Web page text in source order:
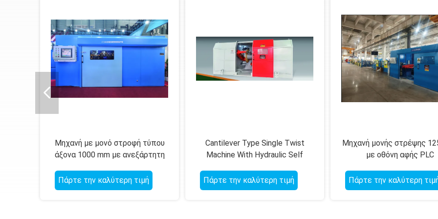
Μηχανή με μονό στροφή τύπου
άξονα 1000 mm με ανεξάρτητη
PLC
Πάρτε την καλύτερη τιμή
Cantilever Type Single Twist
Machine With Hydraulic Self
Πάρτε την καλύτερη τιμή
Μηχανή μονής στρέψης
με οθόνη αφής PLC
Πάρτε την καλύτερη